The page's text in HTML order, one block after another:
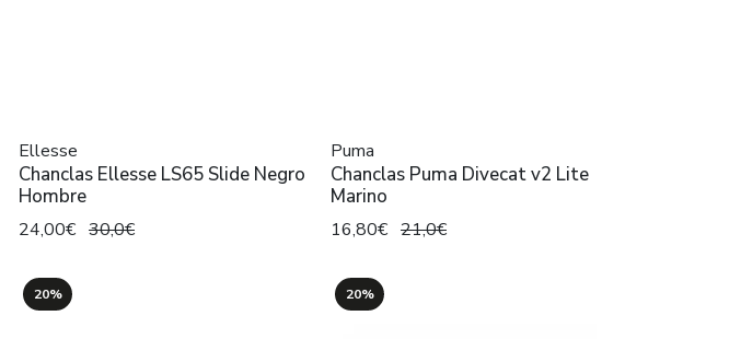
Ellesse
Chanclas Ellesse LS65 Slide Negro
Hombre
24,00€ 30,0€
Puma
Chanclas Puma Divecat v2 Lite
Marino
16,80€ 21,0€
20% 20%